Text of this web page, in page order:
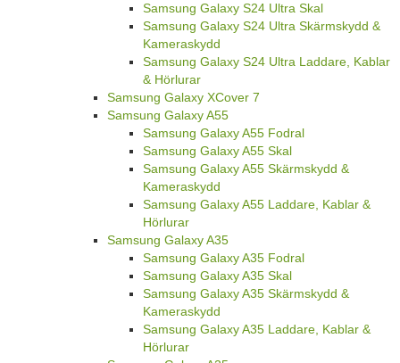
Samsung Galaxy S24 Ultra Skal
Samsung Galaxy S24 Ultra Skärmskydd &
Kameraskydd
Samsung Galaxy S24 Ultra Laddare, Kablar
& Hörlurar
Samsung Galaxy XCover 7
Samsung Galaxy A55
Samsung Galaxy A55 Fodral
Samsung Galaxy A55 Skal
Samsung Galaxy A55 Skärmskydd &
Kameraskydd
Samsung Galaxy A55 Laddare, Kablar &
Hörlurar
Samsung Galaxy A35
Samsung Galaxy A35 Fodral
Samsung Galaxy A35 Skal
Samsung Galaxy A35 Skärmskydd &
Kameraskydd
Samsung Galaxy A35 Laddare, Kablar &
Hörlurar